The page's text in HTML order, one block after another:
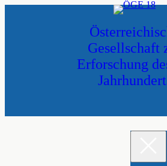
Gesellschaft
Erforschung